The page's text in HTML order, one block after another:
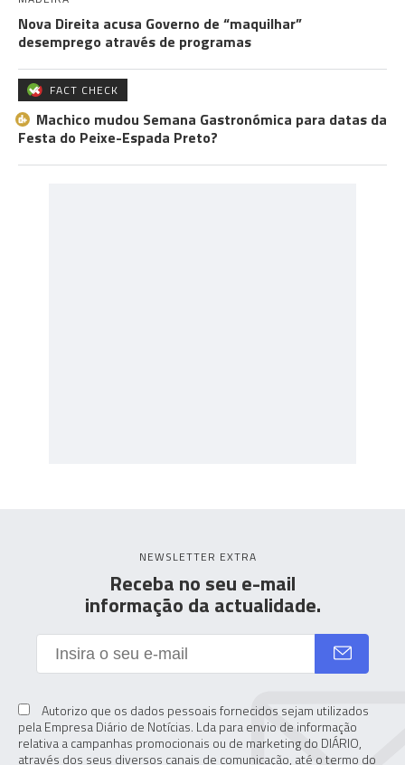
Nova Direita acusa Governo de “maquilhar”
desemprego através de programas
FACT CHECK
Machico mudou Semana Gastronómica para datas da
Festa do Peixe-Espada Preto?
NEWSLETTER EXTRA
Receba no seu e-mail
informação da actualidade.
Autorizo que os dados pessoais fornecidos sejam utilizados
pela Empresa Diário de Notícias. Lda para envio de informação
relativa a campanhas promocionais ou de marketing do DIÁRIO,
através dos seus diversos canais de comunicação, até o termo do